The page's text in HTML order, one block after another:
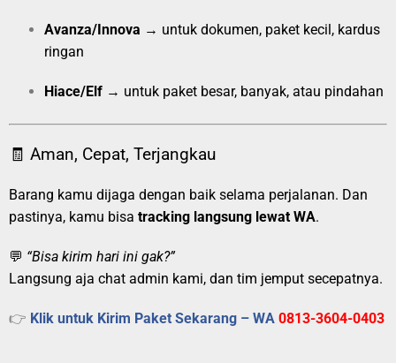
Avanza/Innova → untuk dokumen, paket kecil, kardus
ringan
Hiace/Elf → untuk paket besar, banyak, atau pindahan
🧾 Aman, Cepat, Terjangkau
Barang kamu dijaga dengan baik selama perjalanan. Dan
pastinya, kamu bisa tracking langsung lewat WA.
💬 “Bisa kirim hari ini gak?”
Langsung aja chat admin kami, dan tim jemput secepatnya.
👉 Klik untuk Kirim Paket Sekarang – WA 0813-3604-0403